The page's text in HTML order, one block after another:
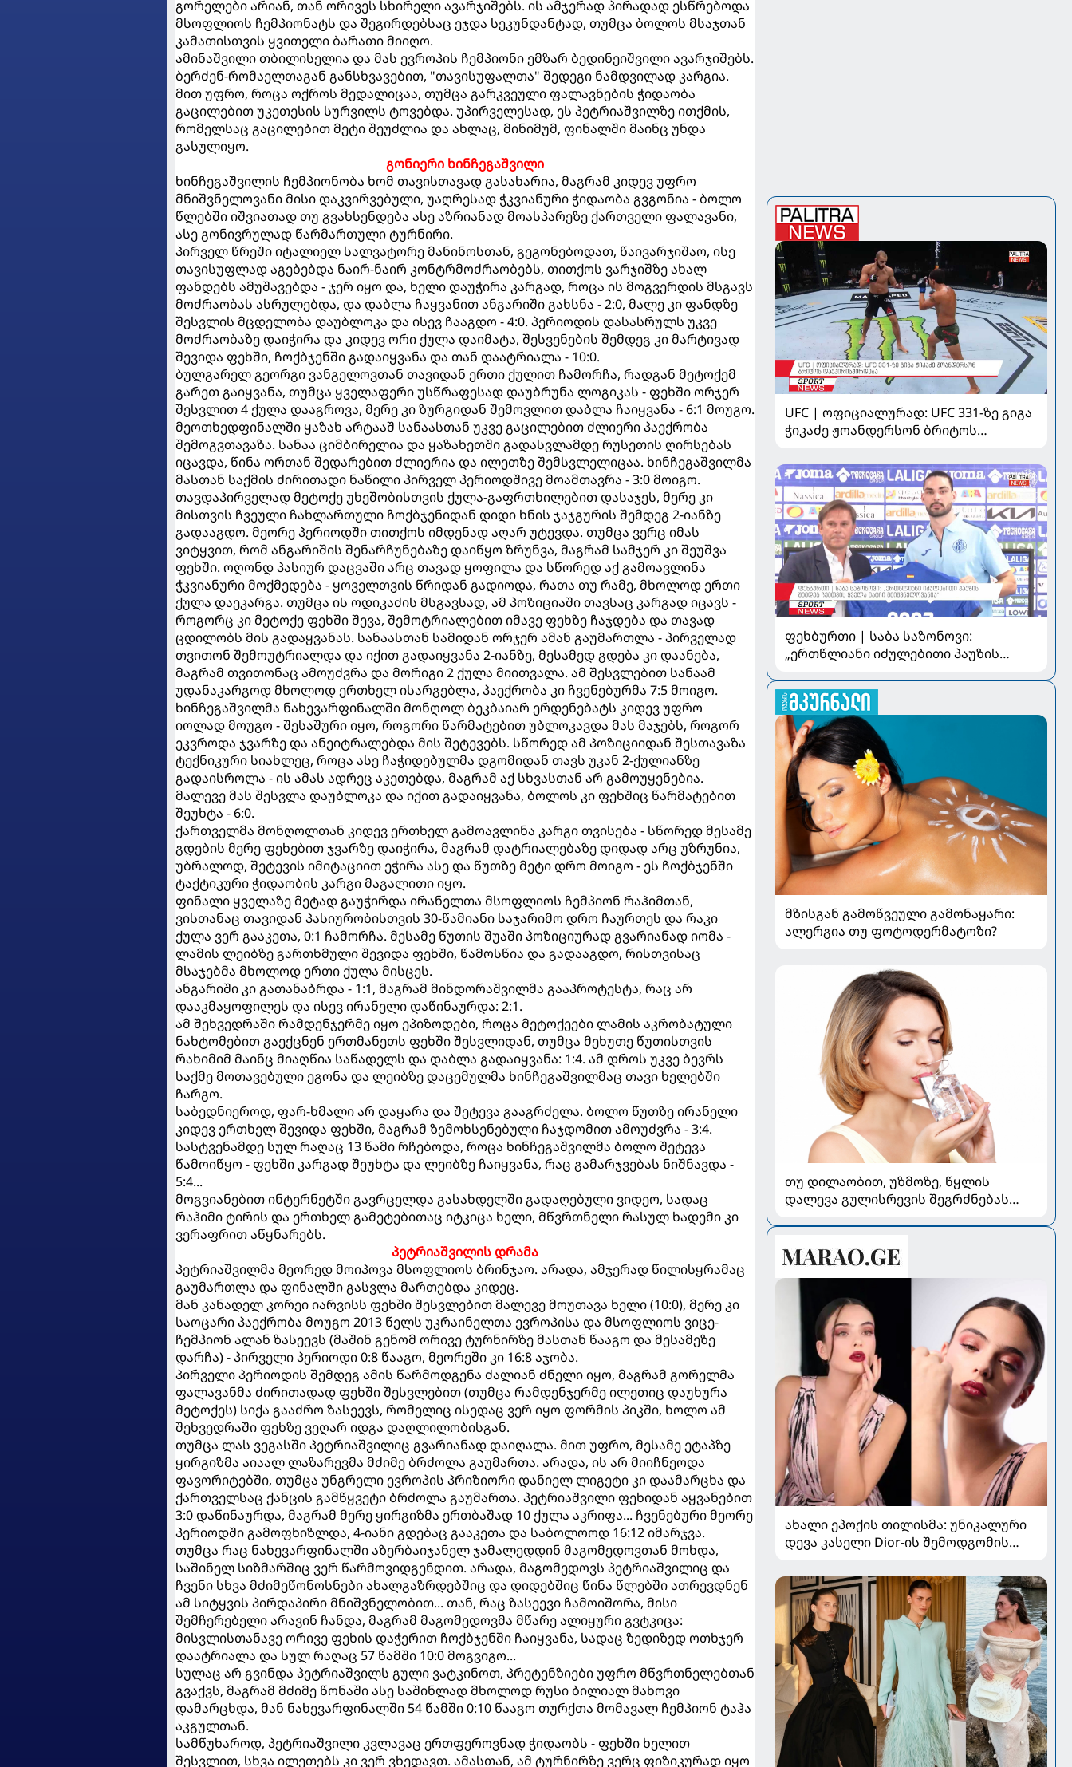
გორელები არიან, თან ორივეს სხირელი ავარჯიშებს. ის ამჯერად პირადად ესწრებოდა
მსოფლიოს ჩემპიონატს და შეგირდებსაც ეჯდა სეკუნდანტად, თუმცა ბოლოს მსაჯთან
კამათისთვის ყვითელი ბარათი მიიღო.
ამინაშვილი თბილისელია და მას ევროპის ჩემპიონი ემზარ ბედინეიშვილი ავარჯიშებს.
ბერძენ-რომაელთაგან განსხვავებით, "თავისუფალთა" შედეგი ნამდვილად კარგია.
მით უფრო, როცა ოქროს მედალიცაა, თუმცა გარკვეული ფალავნების ჭიდაობა
გაცილებით უკეთესის სურვილს ტოვებდა. უპირველესად, ეს პეტრიაშვილზე ითქმის,
რომელსაც გაცილებით მეტი შეუძლია და ახლაც, მინიმუმ, ფინალში მაინც უნდა
გასულიყო.
გონიერი ხინჩეგაშვილი
ხინჩეგაშვილის ჩემპიონობა ხომ თავისთავად გასახარია, მაგრამ კიდევ უფრო
მნიშვნელოვანი მისი დაკვირვებული, უაღრესად ჭკვიანური ჭიდაობა გვგონია - ბოლო
წლებში იშვიათად თუ გვახსენდება ასე აზრიანად მოასპარეზე ქართველი ფალავანი,
ასე გონივრულად წარმართული ტურნირი.
პირველ წრეში იტალიელ სალვატორე მანინოსთან, გეგონებოდათ, წაივარჯიშაო, ისე
თავისუფლად აგებებდა ნაირ-ნაირ კონტრმოძრაობებს, თითქოს ვარჯიშზე ახალ
ფანდებს ამუშავებდა - ჯერ იყო და, ხელი დაუჭირა კარგად, როცა ის მოგვერდის მსგავს
მოძრაობას ასრულებდა, და დაბლა ჩაყვანით ანგარიში გახსნა - 2:0, მალე კი ფანდზე
შესვლის მცდელობა დაუბლოკა და ისევ ჩააგდო - 4:0. პერიოდის დასასრულს უკვე
მოძრაობაზე დაიჭირა და კიდევ ორი ქულა დაიმატა, შესვენების შემდეგ კი მარტივად
შევიდა ფეხში, ჩოქბჯენში გადაიყვანა და თან დაატრიალა - 10:0.
ბულგარელ გეორგი ვანგელოვთან თავიდან ერთი ქულით ჩამორჩა, რადგან მეტოქემ
გარეთ გაიყვანა, თუმცა ყველაფერი უსწრაფესად დაუბრუნა ლოგიკას - ფეხში ორჯერ
შესვლით 4 ქულა დააგროვა, მერე კი ზურგიდან შემოვლით დაბლა ჩაიყვანა - 6:1 მოუგო.
მეოთხედფინალში ყაზახ არტააშ სანაასთან უკვე გაცილებით ძლიერი პაექრობა
შემოგვთავაზა. სანაა ციმბირელია და ყაზახეთში გადასვლამდე რუსეთის ღირსებას
იცავდა, წინა ორთან შედარებით ძლიერია და ილეთზე შემსვლელიცაა. ხინჩეგაშვილმა
მასთან საქმის ძირითადი ნაწილი პირველ პერიოდშივე მოამთავრა - 3:0 მოიგო.
თავდაპირველად მეტოქე უხეშობისთვის ქულა-გაფრთხილებით დასაჯეს, მერე კი
მისთვის ჩვეული ჩახლართული ჩოქბჯენიდან დიდი ხნის ჯაჯგურის შემდეგ 2-იანზე
გადააგდო. მეორე პერიოდში თითქოს იმდენად აღარ უტევდა. თუმცა ვერც იმას
ვიტყვით, რომ ანგარიშის შენარჩუნებაზე დაიწყო ზრუნვა, მაგრამ სამჯერ კი შეუშვა
ფეხში. ოღონდ პასიურ დაცვაში არც თავად ყოფილა და სწორედ აქ გამოავლინა
ჭკვიანური მოქმედება - ყოველთვის წრიდან გადიოდა, რათა თუ რამე, მხოლოდ ერთი
ქულა დაეკარგა. თუმცა ის ოდიკაძის მსგავსად, ამ პოზიციაში თავსაც კარგად იცავს -
როგორც კი მეტოქე ფეხში შევა, შემოტრიალებით იმავე ფეხზე ჩაჯდება და თავად
ცდილობს მის გადაყვანას. სანაასთან სამიდან ორჯერ ამან გაუმართლა - პირველად
თვითონ შემოუტრიალდა და იქით გადაიყვანა 2-იანზე, მესამედ გდება კი დაანება,
მაგრამ თვითონაც ამოუძვრა და მორიგი 2 ქულა მიითვალა. ამ შესვლებით სანაამ
უდანაკარგოდ მხოლოდ ერთხელ ისარგებლა, პაექრობა კი ჩვენებურმა 7:5 მოიგო.
ხინჩეგაშვილმა ნახევარფინალში მონღოლ ბეკბაიარ ერდენებატს კიდევ უფრო
იოლად მოუგო - შესაშური იყო, როგორი წარმატებით უბლოკავდა მას მაჯებს, როგორ
ეკვროდა ჯვარზე და ანეიტრალებდა მის შეტევებს. სწორედ ამ პოზიციიდან შესთავაზა
ტექნიკური სიახლეც, როცა ასე ჩაჭიდებულმა დგომიდან თავს უკან 2-ქულიანზე
გადაისროლა - ის ამას ადრეც აკეთებდა, მაგრამ აქ სხვასთან არ გამოუყენებია.
მალევე მას შესვლა დაუბლოკა და იქით გადაიყვანა, ბოლოს კი ფეხშიც წარმატებით
შეუხტა - 6:0.
ქართველმა მონღოლთან კიდევ ერთხელ გამოავლინა კარგი თვისება - სწორედ მესამე
გდების მერე ფეხებით ჯვარზე დაიჭირა, მაგრამ დატრიალებაზე დიდად არც უზრუნია,
უბრალოდ, შეტევის იმიტაციით ეჭირა ასე და წუთზე მეტი დრო მოიგო - ეს ჩოქბჯენში
ტაქტიკური ჭიდაობის კარგი მაგალითი იყო.
ფინალი ყველაზე მეტად გაუჭირდა ირანელთა მსოფლიოს ჩემპიონ რაჰიმთან,
ვისთანაც თავიდან პასიურობისთვის 30-წამიანი საჯარიმო დრო ჩაურთეს და რაკი
ქულა ვერ გააკეთა, 0:1 ჩამორჩა. მესამე წუთის შუაში პოზიციურად გვარიანად იომა -
ლამის ლეიბზე გართხმული შევიდა ფეხში, წამოსწია და გადააგდო, რისთვისაც
მსაჯებმა მხოლოდ ერთი ქულა მისცეს.
ანგარიში კი გათანაბრდა - 1:1, მაგრამ მინდორაშვილმა გააპროტესტა, რაც არ
დააკმაყოფილეს და ისევ ირანელი დაწინაურდა: 2:1.
ამ შეხვედრაში რამდენჯერმე იყო ეპიზოდები, როცა მეტოქეები ლამის აკრობატული
ნახტომებით გაექცნენ ერთმანეთს ფეხში შესვლიდან, თუმცა მეხუთე წუთისთვის
რახიმიმ მაინც მიაღწია საწადელს და დაბლა გადაიყვანა: 1:4. ამ დროს უკვე ბევრს
საქმე მოთავებული ეგონა და ლეიბზე დაცემულმა ხინჩეგაშვილმაც თავი ხელებში
ჩარგო.
საბედნიეროდ, ფარ-ხმალი არ დაყარა და შეტევა გააგრძელა. ბოლო წუთზე ირანელი
კიდევ ერთხელ შევიდა ფეხში, მაგრამ ზემოხსენებული ჩაჯდომით ამოუძვრა - 3:4.
სასტვენამდე სულ რაღაც 13 წამი რჩებოდა, როცა ხინჩეგაშვილმა ბოლო შეტევა
წამოიწყო - ფეხში კარგად შეუხტა და ლეიბზე ჩაიყვანა, რაც გამარჯვებას ნიშნავდა -
5:4...
მოგვიანებით ინტერნეტში გავრცელდა გასახდელში გადაღებული ვიდეო, სადაც
რაჰიმი ტირის და ერთხელ გამეტებითაც იტკიცა ხელი, მწვრთნელი რასულ ხადემი კი
ვერაფრით აწყნარებს.
პეტრიაშვილის დრამა
პეტრიაშვილმა მეორედ მოიპოვა მსოფლიოს ბრინჯაო. არადა, ამჯერად წილისყრამაც
გაუმართლა და ფინალში გასვლა მართებდა კიდეც.
მან კანადელ კორეი იარვისს ფეხში შესვლებით მალევე მოუთავა ხელი (10:0), მერე კი
საოცარი პაექრობა მოუგო 2013 წელს უკრაინელთა ევროპისა და მსოფლიოს ვიცე-
ჩემპიონ ალან ზასეევს (მაშინ გენომ ორივე ტურნირზე მასთან წააგო და მესამეზე
დარჩა) - პირველი პერიოდი 0:8 წააგო, მეორეში კი 16:8 აჯობა.
პირველი პერიოდის შემდეგ ამის წარმოდგენა ძალიან ძნელი იყო, მაგრამ გორელმა
ფალავანმა ძირითადად ფეხში შესვლებით (თუმცა რამდენჯერმე ილეთიც დაუხურა
მეტოქეს) სიქა გააძრო ზასეევს, რომელიც ისედაც ვერ იყო ფორმის პიკში, ხოლო ამ
შეხვედრაში ფეხზე ვეღარ იდგა დაღლილობისგან.
თუმცა ლას ვეგასში პეტრიაშვილიც გვარიანად დაიღალა. მით უფრო, მესამე ეტაპზე
ყირგიზმა აიაალ ლაზარევმა მძიმე ბრძოლა გაუმართა. არადა, ის არ მიიჩნეოდა
ფავორიტებში, თუმცა უნგრელი ევროპის პრიზიორი დანიელ ლიგეტი კი დაამარცხა და
ქართველსაც ქანცის გამწყვეტი ბრძოლა გაუმართა. პეტრიაშვილი ფეხიდან აყვანებით
3:0 დაწინაურდა, მაგრამ მერე ყირგიზმა ერთბაშად 10 ქულა აკრიფა... ჩვენებური მეორე
პერიოდში გამოფხიზლდა, 4-იანი გდებაც გააკეთა და საბოლოოდ 16:12 იმარჯვა.
თუმცა რაც ნახევარფინალში აზერბაიჯანელ ჯამალედდინ მაგომედოვთან მოხდა,
საშინელ სიზმარშიც ვერ წარმოვიდგენდით. არადა, მაგომედოვს პეტრიაშვილიც და
ჩვენი სხვა მძიმეწონოსნები ახალგაზრდებშიც და დიდებშიც წინა წლებში ათრევდნენ
ამ სიტყვის პირდაპირი მნიშვნელობით... თან, რაც ზასეევი ჩამოიშორა, მისი
შემჩერებელი არავინ ჩანდა, მაგრამ მაგომედოვმა მწარე ალიყური გვტკიცა:
მისვლისთანავე ორივე ფეხის დაჭერით ჩოქბჯენში ჩაიყვანა, სადაც ზედიზედ ოთხჯერ
დაატრიალა და სულ რაღაც 57 წამში 10:0 მოგვიგო...
სულაც არ გვინდა პეტრიაშვილს გული ვატკინოთ, პრეტენზიები უფრო მწვრთნელებთან
გვაქვს, მაგრამ მძიმე წონაში ასე საშინლად მხოლოდ რუსი ბილიალ მახოვი
დამარცხდა, მან ნახევარფინალში 54 წამში 0:10 წააგო თურქთა მომავალ ჩემპიონ ტაჰა
აკგულთან.
სამწუხაროდ, პეტრიაშვილი კვლავაც ერთფეროვნად ჭიდაობს - ფეხში ხელით
შესვლით, სხვა ილეთებს კი ვერ ვხედავთ. ამასთან, ამ ტურნირზე ვერც ფიზიკურად იყო
UFC | ოფიციალურად: UFC 331-ზე გიგა
ჭიკაძე ჟოანდერსონ ბრიტოს
ფეხბურთი | საბა საზონოვი:
„ერთწლიანი იძულებითი პაუზის
მნიშვნელოვანია“
მზისგან გამოწვეული გამონაყარი:
ალერგია თუ ფოტოდერმატოზი?
თუ დილაობით, უზმოზე, წყლის
დალევა გულისრევის შეგრძნებას
ახალი ეპოქის თილისმა: უნიკალური
დევა კასელი Dior-ის შემოდგომის